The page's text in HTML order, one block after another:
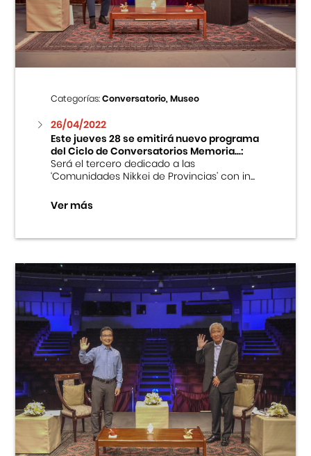
Centro Cultural Peruano Japonés
Museo de la Inmigración Japonesa
Fondo Editorial
Teatro Peruano Japonés
Categorías:Conversatorio, Museo
26/04/2022
Este jueves 28 se emitirá nuevo programa
del Ciclo de Conversatorios Memoria...:
Será el tercero dedicado a las
‘Comunidades Nikkei de Provincias’ con in...
Ver más